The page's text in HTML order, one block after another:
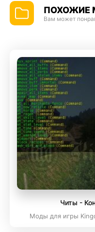
ПОХОЖИЕ
Вам может
Читы -
Моды для игры